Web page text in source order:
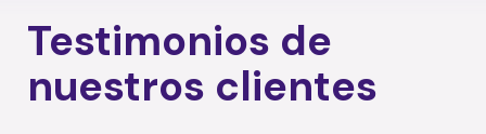
Testimonios de
nuestros clientes